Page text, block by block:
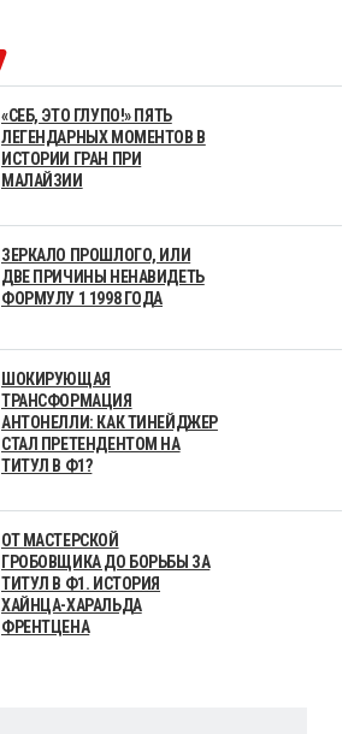
«СЕБ, ЭТО ГЛУПО!» ПЯТЬ
ЛЕГЕНДАРНЫХ МОМЕНТОВ В
ИСТОРИИ ГРАН ПРИ
МАЛАЙЗИИ
ЗЕРКАЛО ПРОШЛОГО, ИЛИ
ДВЕ ПРИЧИНЫ НЕНАВИДЕТЬ
ФОРМУЛУ 1 1998 ГОДА
ШОКИРУЮЩАЯ
ТРАНСФОРМАЦИЯ
АНТОНЕЛЛИ: КАК ТИНЕЙДЖЕР
СТАЛ ПРЕТЕНДЕНТОМ НА
ТИТУЛ В Ф1?
ОТ МАСТЕРСКОЙ
ГРОБОВЩИКА ДО БОРЬБЫ ЗА
ТИТУЛ В Ф1. ИСТОРИЯ
ХАЙНЦА-ХАРАЛЬДА
ФРЕНТЦЕНА